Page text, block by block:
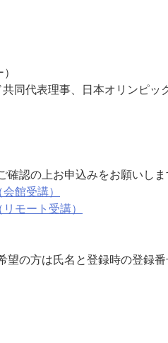
表理事、日本オリンピック
認の上お申込みをお願いしま
館受講）
モート受講）
の方は氏名と登録時の登録番